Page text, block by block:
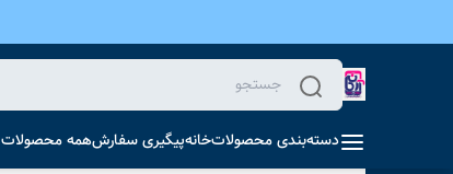
دسته‌بندی محصولاتخانهپیگیری سفارشهمه محصولات